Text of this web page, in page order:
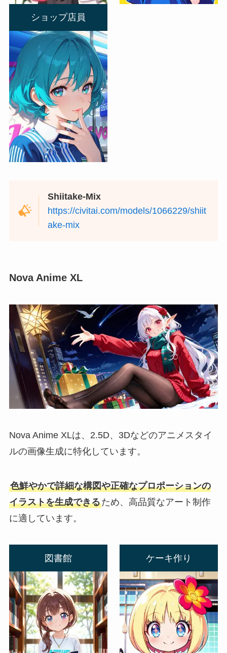
ショップ店員
Shiitake-Mix
https://civitai.com/models/1066229/shiit
ake-mix
Nova Anime XL
Nova Anime XLは、2.5D、3Dなどのアニメスタイ
ルの画像生成に特化しています。
色鮮やかで詳細な構図や正確なプロポーションの
イラストを生成できるため、高品質なアート制作
に適しています。
図書館 ケーキ作り